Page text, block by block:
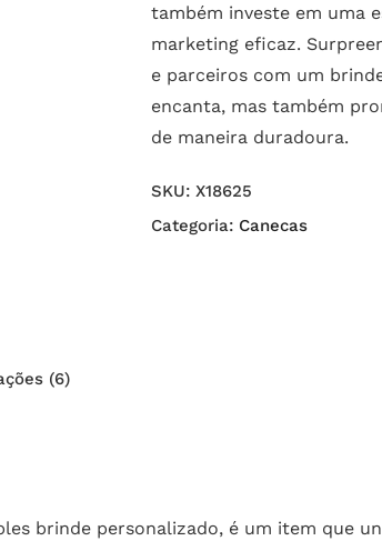
também investe em uma
marketing eficaz.
e parceiros com um
encanta, mas também
de maneira duradoura.
SKU: X18625
Categoria: Canecas
(6)
brinde personalizado, é um item que